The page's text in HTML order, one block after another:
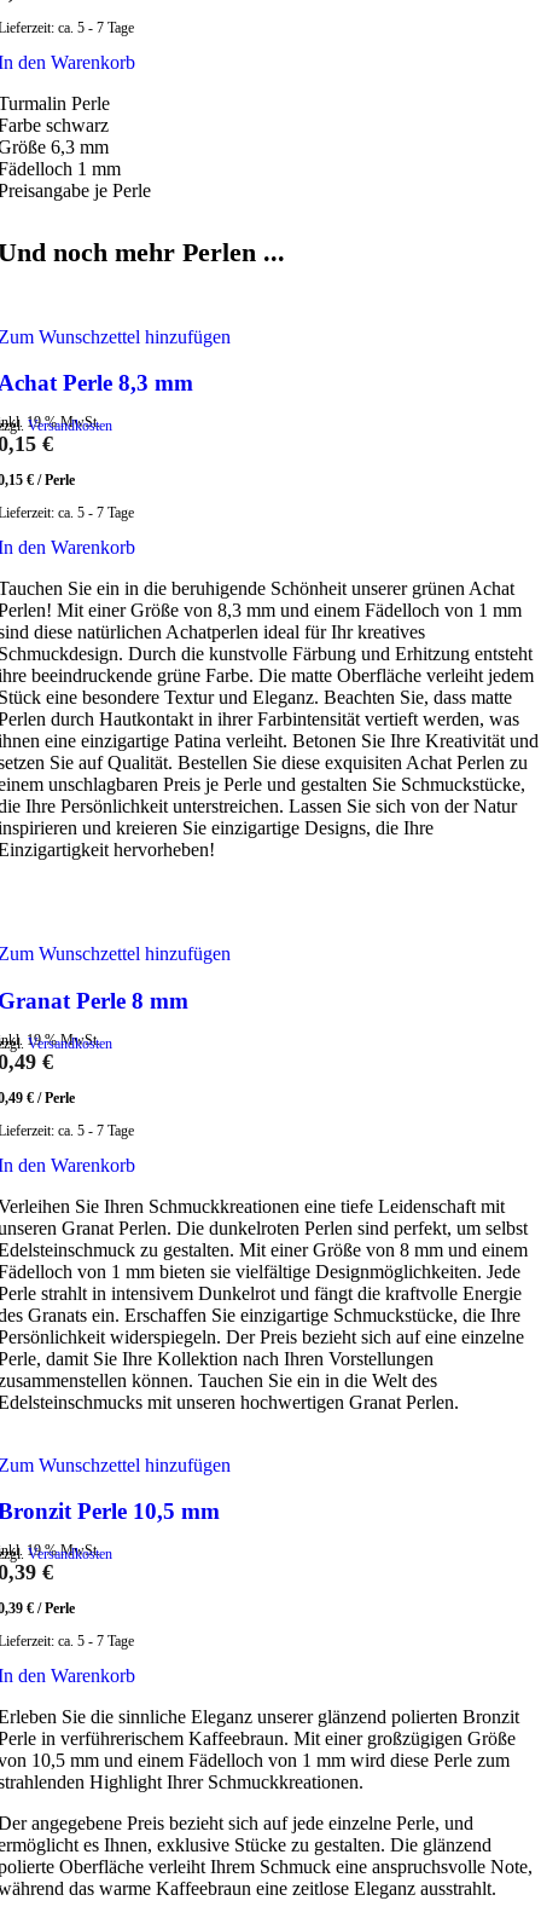
ca. 5 - 7 Tage
den Warenkorb
Perle
schwarz
6,3 mm
1 mm
je Perle
noch mehr Perlen ...
Wunschzettel hinzufügen
Perle 8,3 mm
19 % MwSt.
Versandkosten
€
€ /Perle
ca. 5 - 7 Tage
den Warenkorb
Sie ein in die beruhigende Schönheit unserer grünen Achat
Mit einer Größe von 8,3 mm und einem Fädelloch von 1 mm
diese natürlichen Achatperlen ideal für Ihr kreatives
Durch die kunstvolle Färbung und Erhitzung entsteht
beeindruckende grüne Farbe. Die matte Oberfläche verleiht jedem
eine besondere Textur und Eleganz. Beachten Sie, dass matte
durch Hautkontakt in ihrer Farbintensität vertieft werden, was
eine einzigartige Patina verleiht. Betonen Sie Ihre Kreativität und
Sie auf Qualität. Bestellen Sie diese exquisiten Achat Perlen zu
unschlagbaren Preis je Perle und gestalten Sie Schmuckstücke,
Ihre Persönlichkeit unterstreichen. Lassen Sie sich von der Natur
und kreieren Sie einzigartige Designs, die Ihre
hervorheben!
Wunschzettel hinzufügen
Perle 8 mm
19 % MwSt.
Versandkosten
€
€ /Perle
ca. 5 - 7 Tage
den Warenkorb
Sie Ihren Schmuckkreationen eine tiefe Leidenschaft mit
Granat Perlen. Die dunkelroten Perlen sind perfekt, um selbst
zu gestalten. Mit einer Größe von 8 mm und einem
von 1 mm bieten sie vielfältige Designmöglichkeiten. Jede
strahlt in intensivem Dunkelrot und fängt die kraftvolle Energie
Granats ein. Erschaffen Sie einzigartige Schmuckstücke, die Ihre
widerspiegeln. Der Preis bezieht sich auf eine einzelne
damit Sie Ihre Kollektion nach Ihren Vorstellungen
können. Tauchen Sie ein in die Welt des
mit unseren hochwertigen Granat Perlen.
Wunschzettel hinzufügen
Perle 10,5 mm
19 % MwSt.
Versandkosten
€
€ /Perle
ca. 5 - 7 Tage
den Warenkorb
Sie die sinnliche Eleganz unserer glänzend polierten Bronzit
in verführerischem Kaffeebraun. Mit einer großzügigen Größe
10,5 mm und einem Fädelloch von 1 mm wird diese Perle zum
Highlight Ihrer Schmuckkreationen.
angegebene Preis bezieht sich auf jede einzelne Perle, und
es Ihnen, exklusive Stücke zu gestalten. Die glänzend
Oberfläche verleiht Ihrem Schmuck eine anspruchsvolle Note,
das warme Kaffeebraun eine zeitlose Eleganz ausstrahlt.